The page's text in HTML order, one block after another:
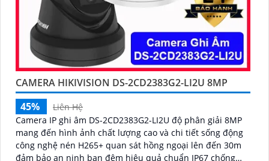
CAMERA HIKIVISION DS-2CD2383G2-LI2U 8MP
45%
Liên Hệ
Camera IP ghi âm DS-2CD2383G2-LI2U độ phân giải 8MP
mang đến hình ảnh chất lượng cao và chi tiết sống động
công nghệ nén H265+ quan sát hồng ngoại lên đến 30m
đảm bảo an ninh ban đêm hiệu quả chuẩn IP67 chống